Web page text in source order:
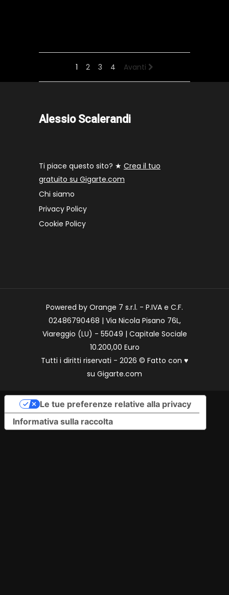
1 2 3 4 Avanti
Alessio Scalerandi
Ti piace questo sito? ★ Crea il tuo
gratuito su Gigarte.com
Chi siamo
Privacy Policy
Cookie Policy
Powered by Orange 7 s.r.l. - P.IVA e C.F.
02486790468 | Via Nicola Pisano 76L,
Viareggio (LU) - 55049 | Capitale Sociale
10.200,00 Euro
Tutti i diritti riservati - 2026 © Fatto con ♥
su Gigarte.com
Informativa sulla raccolta
Le tue preferenze relative alla privacy